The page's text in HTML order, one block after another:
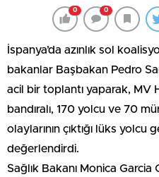
0 0
İspanya’da azınlık sol
bakanlar Başbakan Pedro
acil bir toplantı yaparak, MV
bandıralı, 170 yolcu ve 70
olaylarının çıktığı lüks yolcu
değerlendirdi.
Sağlık Bakanı Monica Garcia